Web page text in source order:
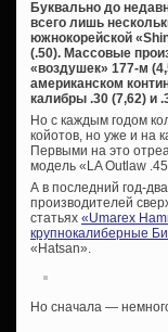
Буквально до
всего лишь
южнокорейской
(.50). Массовые
«воздушек» 177-м
американском
калибры .30 (7,62) и
Но с каждым годом
койотов, но уже и на
Первыми на это
модель «LA Outlaw
А в последний год-
производителей
статьях «Umarex
крупнокалиберные
«Hatsan».
Но сначала —